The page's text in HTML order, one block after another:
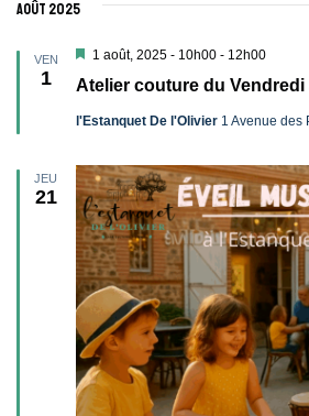
août 2025
VEN
1 Atelier couture du Vendredi
Mis
avant
1 août, 2025 - 10h00- 12h00
l'Estanquet De l'Olivier 1 Avenue des
JEU
21